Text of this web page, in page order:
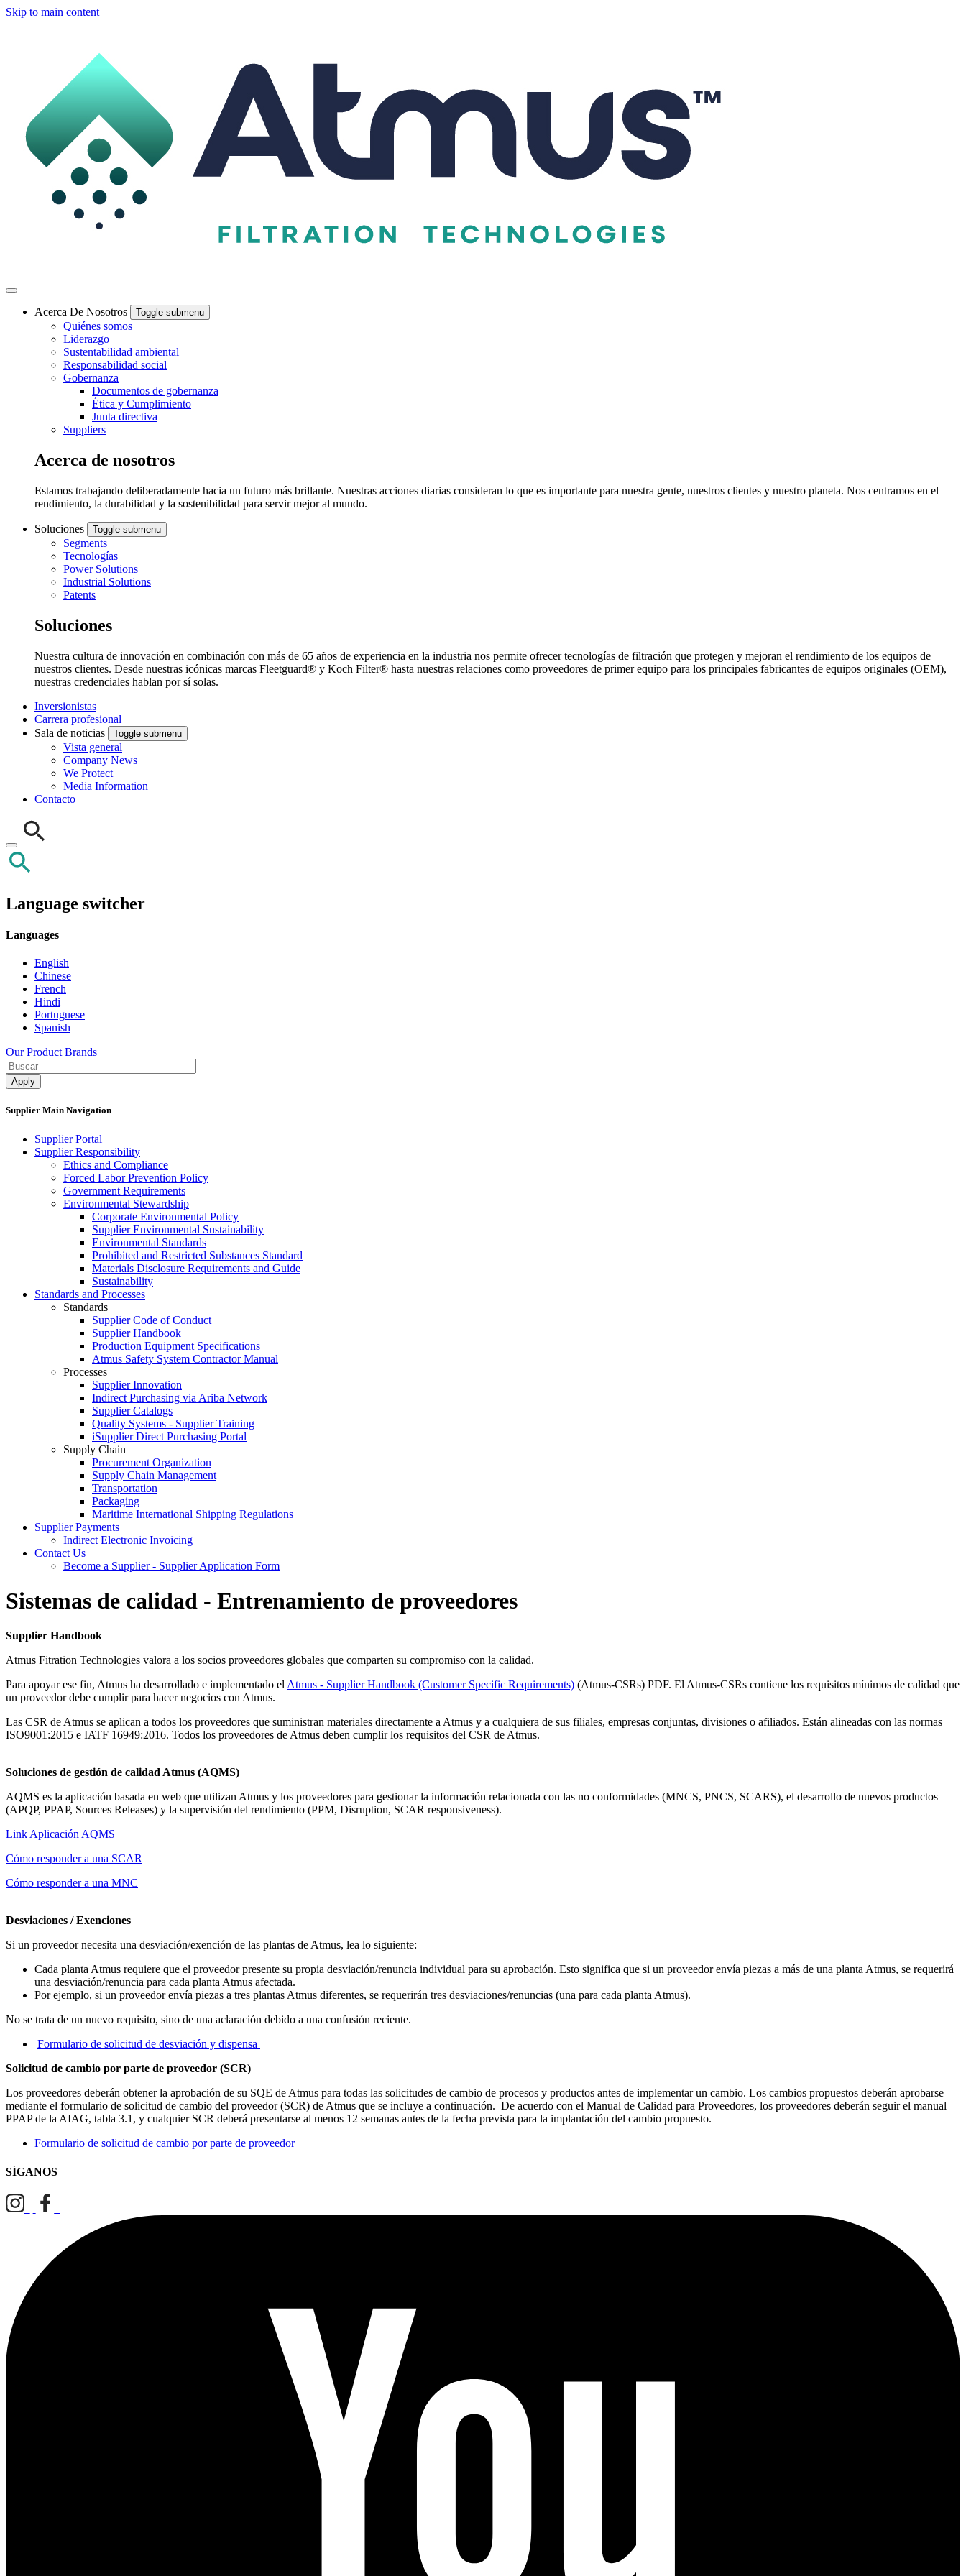
Skip to main content
Acerca De Nosotros Toggle submenu
Quiénes somos
Liderazgo
Sustentabilidad ambiental
Responsabilidad social
Gobernanza
Documentos de gobernanza
Ética y Cumplimiento
Junta directiva
Suppliers
Acerca de nosotros
Estamos trabajando deliberadamente hacia un futuro más brillante. Nuestras acciones diarias consideran lo que es importante para nuestra gente, nuestros clientes y nuestro planeta. Nos centramos en el
rendimiento, la durabilidad y la sostenibilidad para servir mejor al mundo.
Soluciones Toggle submenu
Segments
Tecnologías
Power Solutions
Industrial Solutions
Patents
Soluciones
Nuestra cultura de innovación en combinación con más de 65 años de experiencia en la industria nos permite ofrecer tecnologías de filtración que protegen y mejoran el rendimiento de los equipos de
nuestros clientes. Desde nuestras icónicas marcas Fleetguard® y Koch Filter® hasta nuestras relaciones como proveedores de primer equipo para los principales fabricantes de equipos originales (OEM),
nuestras credenciales hablan por sí solas.
Inversionistas
Carrera profesional
Sala de noticias
Toggle submenu
Vista general
Company News
We Protect
Media Information
Contacto
Language switcher
Languages
English
Chinese
French
Hindi
Portuguese
Spanish
Our Product Brands
Supplier Main Navigation
Supplier Portal
Supplier Responsibility
Ethics and Compliance​
Forced Labor Prevention Policy​
Government Requirements
Environmental Stewardship
Corporate Environmental Policy
Supplier Environmental Sustainability
Environmental Standards
Prohibited and Restricted Substances Standard
Materials Disclosure Requirements and Guide
Sustainability
Standards and Processes
Standards
Supplier Code of Conduct
Supplier Handbook
Production Equipment Specifications
Atmus Safety System Contractor Manual
Processes
Supplier Innovation
Indirect Purchasing via Ariba Network
Supplier Catalogs​
Quality Systems - Supplier Training
iSupplier Direct Purchasing Portal
Supply Chain
Procurement Organization
Supply Chain Management
Transportation​
Packaging​
Maritime International Shipping Regulations
Supplier Payments
Indirect Electronic Invoicing
Contact Us
Become a Supplier - Supplier Application Form
Sistemas de calidad - Entrenamiento de proveedores
Supplier Handbook
Atmus Fitration Technologies valora a los socios proveedores globales que comparten su compromiso con la calidad.
Para apoyar ese fin, Atmus ha desarrollado e implementado elAtmus - Supplier Handbook (Customer Specific Requirements) (Atmus-CSRs) PDF. El Atmus-CSRs contiene los requisitos mínimos de calidad que
un proveedor debe cumplir para hacer negocios con Atmus.
Las CSR de Atmus se aplican a todos los proveedores que suministran materiales directamente a Atmus y a cualquiera de sus filiales, empresas conjuntas, divisiones o afiliados. Están alineadas con las normas
ISO9001:2015 e IATF 16949:2016. Todos los proveedores de Atmus deben cumplir los requisitos del CSR de Atmus.
Soluciones de gestión de calidad Atmus (AQMS)
AQMS es la aplicación basada en web que utilizan Atmus y los proveedores para gestionar la información relacionada con las no conformidades (MNCS, PNCS, SCARS), el desarrollo de nuevos productos
(APQP, PPAP, Sources Releases) y la supervisión del rendimiento (PPM, Disruption, SCAR responsiveness).
Link Aplicación AQMS
Cómo responder a una SCAR
Cómo responder a una MNC
Desviaciones / Exenciones
​​Si un proveedor necesita una desviación/exención de las plantas de Atmus, lea lo siguiente:
Cada planta Atmus requiere que el proveedor presente su propia desviación/renuncia individual para su aprobación. Esto significa que si un proveedor envía piezas a más de una planta Atmus, se requerirá
una desviación/renuncia para cada planta Atmus afectada.
Por ejemplo, si un proveedor envía piezas a tres plantas Atmus diferentes, se requerirán tres desviaciones/renuncias (una para cada planta Atmus).
No se trata de un nuevo requisito, sino de una aclaración debido a una confusión reciente.
Formulario de solicitud de desviación y dispensa
Solicitud de cambio por parte de proveedor (SCR)
Los proveedores deberán obtener la aprobación de su SQE de Atmus para todas las solicitudes de cambio de procesos y productos antes de implementar un cambio. Los cambios propuestos deberán aprobarse
mediante el formulario de solicitud de cambio del proveedor (SCR) de Atmus que se incluye a continuación. De acuerdo con el Manual de Calidad para Proveedores, los proveedores deberán seguir el manual
PPAP de la AIAG, tabla 3.1, y cualquier SCR deberá presentarse al menos 12 semanas antes de la fecha prevista para la implantación del cambio propuesto.
Formulario de solicitud de cambio por parte de proveedor
SÍGANOS